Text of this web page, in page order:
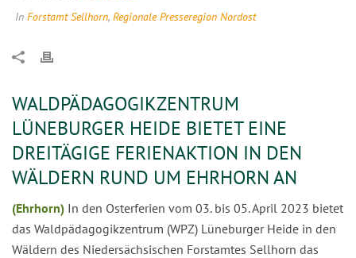
In Forstamt Sellhorn, Regionale Presseregion Nordost
WALDPÄDAGOGIKZENTRUM
LÜNEBURGER HEIDE BIETET EINE
DREITÄGIGE FERIENAKTION IN DEN
WÄLDERN RUND UM EHRHORN AN
(Ehrhorn) In den Osterferien vom 03. bis 05. April 2023 bietet
das Waldpädagogikzentrum (WPZ) Lüneburger Heide in den
Wäldern des Niedersächsischen Forstamtes Sellhorn das